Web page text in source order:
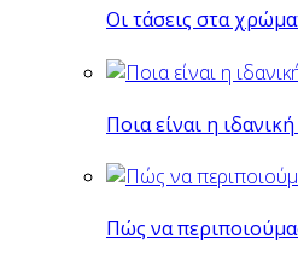
Οι τάσεις στα
Ποια είναι η
Πώς να